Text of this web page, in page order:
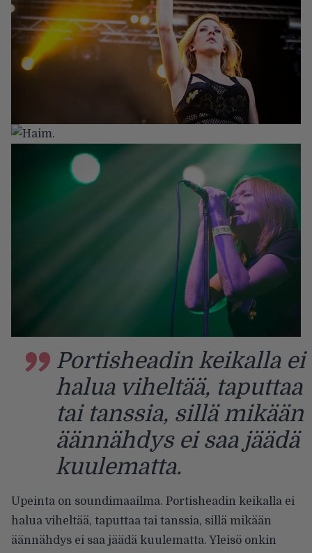
Portisheadin keikalla ei
halua viheltää, taputtaa
tai tanssia, sillä mikään
äännähdys ei saa jäädä
kuulematta.
Upeinta on soundimaailma. Portisheadin keikalla ei
halua viheltää, taputtaa tai tanssia, sillä mikään
äännähdys ei saa jäädä kuulematta. Yleisö onkin